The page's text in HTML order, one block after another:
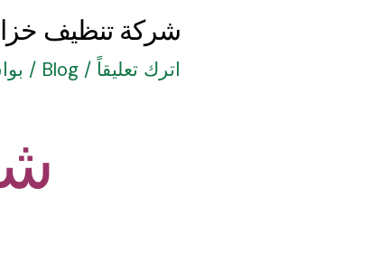
شركة تنظيف
اترك تعليقاً /
Blog
/